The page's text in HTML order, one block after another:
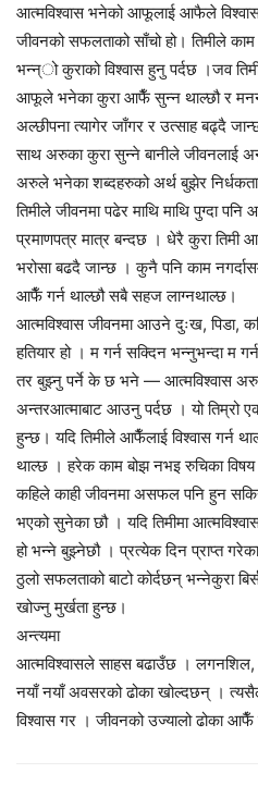
आत्मविश्वास भनेको आफूलाई आफैले
जीवनको सफलताको साँचो हो। तिमीले
भन्न्ो कुराको विश्वास हुनु पर्दछ ।जव
आफूले भनेका कुरा आफैँ सुन्न थाल्छौ र मनन्
अल्छीपना त्यागेर जाँगर र उत्साह बढ्दै
साथ अरुका कुरा सुन्ने बानीले जीवनलाई
अरुले भनेका शब्दहरुको अर्थ बुझेर
तिमीले जीवनमा पढेर माथि माथि पुग्दा पनि
प्रमाणपत्र मात्र बन्दछ । धेरै कुरा तिमी
भरोसा बढदै जान्छ । कुनै पनि काम
आफैँ गर्न थाल्छौ सबै सहज लाग्नथाल्छ।
आत्मविश्वास जीवनमा आउने दुःख, पिडा,
हतियार हो । म गर्न सक्दिन भन्नुभन्दा म
तर बुझ्नु पर्ने के छ भने — आत्मविश्वास
अन्तरआत्माबाट आउनु पर्दछ । यो तिम्रो
हुन्छ। यदि तिमीले आफैँलाई विश्वास गर्न
थाल्छ । हरेक काम बोझ नभइ रुचिका
कहिले काही जीवनमा असफल पनि हुन
भएको सुनेका छौ । यदि तिमीमा
हो भन्ने बुझ्नेछौ । प्रत्येक दिन प्राप्त
ठुलो सफलताको बाटो कोर्दछन् भन्नेकुरा
खोज्नु मुर्खता हुन्छ।
अन्त्यमा
आत्मविश्वासले साहस बढाउँछ । लगनशिल,
नयाँ नयाँ अवसरको ढोका खोल्दछन् ।
विश्वास गर । जीवनको उज्यालो ढोका